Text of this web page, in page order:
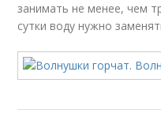
занимать не менее, чем
сутки воду нужно